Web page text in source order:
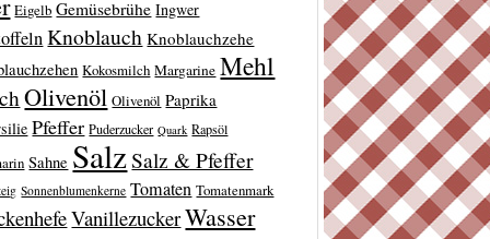
Eigelb Gemüsebrühe Ingwer
Knoblauch Knoblauchzehe
Kokosmilch Margarine Mehl
Olivenöl Olivenöl Paprika
Pfeffer Puderzucker Quark Rapsöl
Sahne SalzSalz & Pfeffer
Sonnenblumenkerne Tomaten Tomatenmark
VanillezuckerWasser